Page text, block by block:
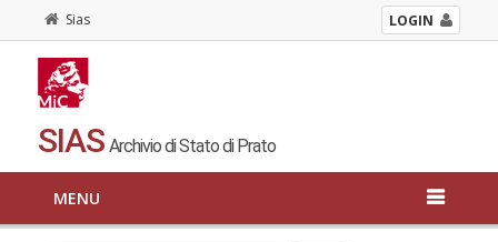
Sias LOGIN
SIAS Archivio di Stato di Prato
MENU